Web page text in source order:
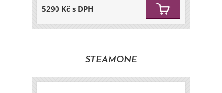
5290 Kč s DPH
STEAMONE